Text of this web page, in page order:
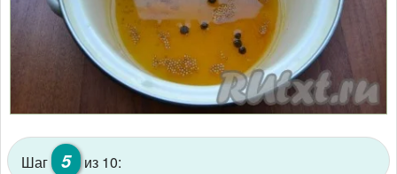
Шаг 5
из 10: